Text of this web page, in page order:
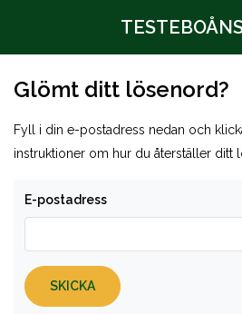
Glömt ditt lösenord?
Fyll i din e-postadress nedan och
instruktioner om hur du återställer ditt
E-postadress